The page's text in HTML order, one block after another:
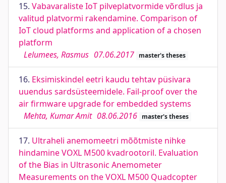
15. Vabavaraliste IoT pilveplatvormide võrdlus ja
valitud platvormi rakendamine. Comparison of
IoT cloud platforms and application of a chosen
platform
Lelumees, Rasmus 07.06.2017 master's theses
16. Eksimiskindel eetri kaudu tehtav püsivara
uuendus sardsüsteemidele. Fail-proof over the
air firmware upgrade for embedded systems
Mehta, Kumar Amit 08.06.2016 master's theses
17. Ultraheli anemomeetri mõõtmiste nihke
hindamine VOXL M500 kvadrootoril. Evaluation
of the Bias in Ultrasonic Anemometer
Measurements on the VOXL M500 Quadcopter